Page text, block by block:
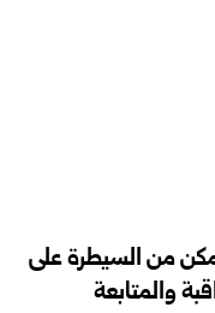
من السيطرة على
والمتابعة